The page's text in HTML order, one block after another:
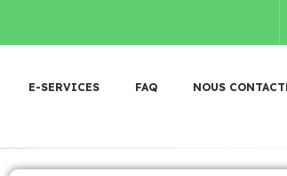
E-SERVICES FAQ NOUS